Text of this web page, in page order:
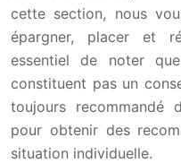
cette section, nous
épargner, placer et
essentiel de noter
constituent pas un
toujours recommandé
pour obtenir des
situation individuelle.